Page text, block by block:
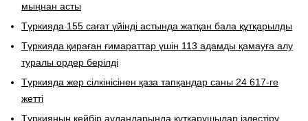
мыңнан асты
Түркияда 155 сағат үйінді астында жатқан бала құтқарылды
Түркияда қираған ғимараттар үшін 113 адамды қамауға алу
туралы ордер берілді
Түркияда жер сілкінісінен қаза тапқандар саны 24 617-ге
жетті
Түркияның кейбір аудандарында құтқарушылар іздестіру